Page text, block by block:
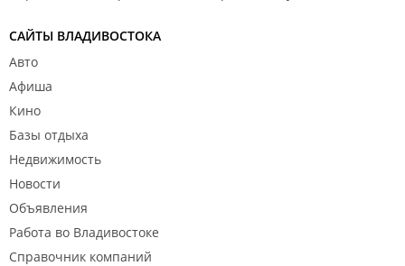
САЙТЫ ВЛАДИВОСТОКА
Авто
Афиша
Кино
Базы отдыха
Недвижимость
Новости
Объявления
Работа во Владивостоке
Справочник компаний